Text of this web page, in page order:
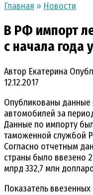
Главная » Новости
В РФ импорт
с начала года
Автор Екатерина
12.12.2017
Опубликованы данные
автомобилей за
Данные по импорту
таможенной службой
Согласно отчетным
страны было ввезено
млрд 332,7 млн
Показатель